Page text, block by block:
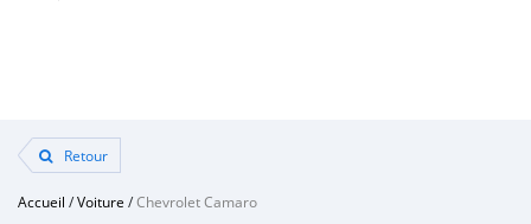
Retour
Accueil /Voiture /Chevrolet Camaro